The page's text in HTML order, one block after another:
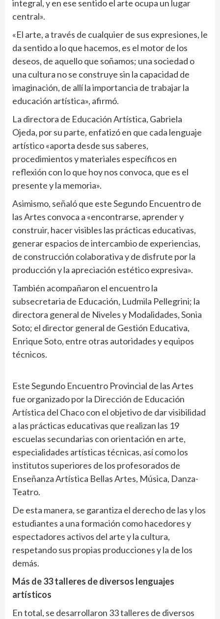
integral, y en ese sentido el arte ocupa un lugar
central».
«El arte, a través de cualquier de sus expresiones, le
da sentido a lo que hacemos, es el motor de los
deseos, de aquello que soñamos; una sociedad o
una cultura no se construye sin la capacidad de
imaginación, de allí la importancia de trabajar la
educación artística», afirmó.
La directora de Educación Artística, Gabriela
Ojeda, por su parte, enfatizó en que cada lenguaje
artístico «aporta desde sus saberes,
procedimientos y materiales específicos en
reflexión con lo que hoy nos convoca, que es el
presente y la memoria».
Asimismo, señaló que este Segundo Encuentro de
las Artes convoca a «encontrarse, aprender y
construir, hacer visibles las prácticas educativas,
generar espacios de intercambio de experiencias,
de construcción colaborativa y de disfrute por la
producción y la apreciación estético expresiva».
También acompañaron el encuentro la
subsecretaria de Educación, Ludmila Pellegrini; la
directora general de Niveles y Modalidades, Sonia
Soto; el director general de Gestión Educativa,
Enrique Soto, entre otras autoridades y equipos
técnicos.
Este Segundo Encuentro Provincial de las Artes
fue organizado por la Dirección de Educación
Artística del Chaco con el objetivo de dar visibilidad
a las prácticas educativas que realizan las 19
escuelas secundarias con orientación en arte,
especialidades artísticas técnicas, así como los
institutos superiores de los profesorados de
Enseñanza Artística Bellas Artes, Música, Danza-
Teatro.
De esta manera, se garantiza el derecho de las y los
estudiantes a una formación como hacedores y
espectadores activos del arte y la cultura,
respetando sus propias producciones y la de los
demás.
Más de 33 talleres de diversos lenguajes
artísticos
En total, se desarrollaron 33 talleres de diversos